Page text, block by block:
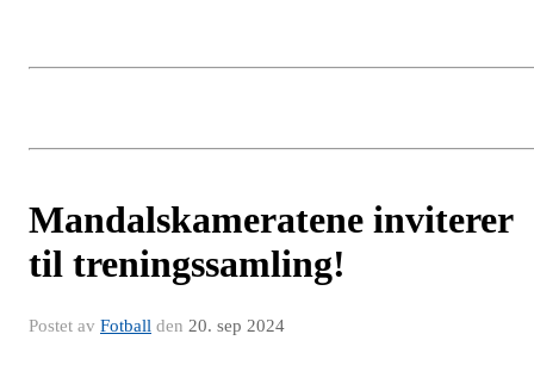
Mandalskameratene inviterer
til treningssamling!
Postet av Fotball den 20. sep 2024